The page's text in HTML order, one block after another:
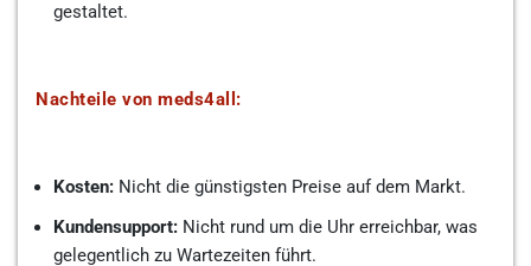
gestaltet.
Nachteile von meds4all:
Kosten: Nicht die günstigsten Preise auf dem Markt.
Kundensupport: Nicht rund um die Uhr erreichbar, was
gelegentlich zu Wartezeiten führt.